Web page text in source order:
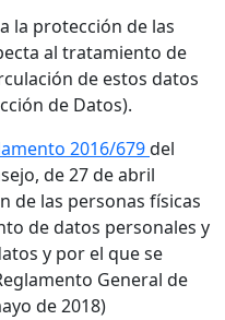
la protección de las
al tratamiento de
de estos datos
de Datos).
2016/679del
de 27 de abril
de las personas físicas
de datos personales y
y por el que se
General de
de 2018)